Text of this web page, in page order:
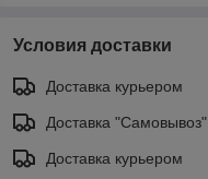
Условия доставки
Доставка курьером
Доставка "Самовывоз"
Доставка курьером